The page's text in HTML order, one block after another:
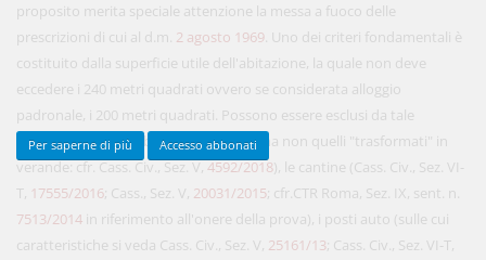
proposito merita speciale attenzione la messa a fuoco delle
prescrizioni di cui al d.m. 2 agosto 1969 . Uno dei criteri fondamentali è
costituito dalla superficie utile dell'abitazione, la quale non deve
eccedere i 240 metri quadrati ovvero se considerata alloggio
padronale, i 200 metri quadrati. Possono essere esclusi da tale
computo soltanto i balconi, i terrazzi (ma non quelli "trasformati" in
verande: cfr. Cass. Civ., Sez. V,4592/2018), le cantine (Cass. Civ., Sez. VI-
T, 17555/2016; Cass., Sez. V, 20031/2015; cfr.CTR Roma, Sez. IX, sent. n.
7513/2014 in riferimento all'onere della prova), i posti auto (sulle cui
caratteristiche si veda Cass. Civ., Sez. V, 25161/13; Cass. Civ., Sez. VI-T,
48,00 €MENSILI
Per saperne di più Accesso abbonati